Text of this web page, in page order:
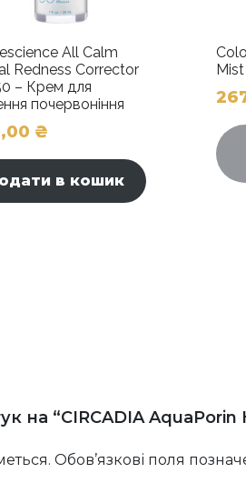
All Calm
Redness Corrector
– Крем для
почервоніння
₴
в кошик
на “CIRCADIA
Обов’язкові поля